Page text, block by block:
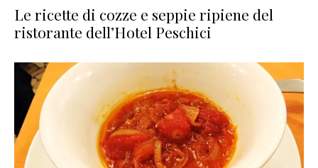
Le ricette di cozze e seppie ripiene del
ristorante dell’Hotel Peschici